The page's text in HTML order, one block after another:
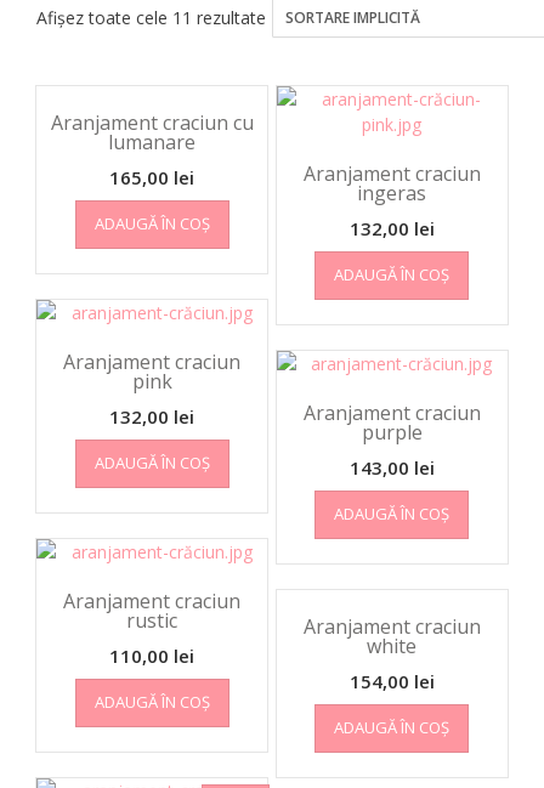
Afișez toate cele 11 rezultate
Aranjament craciun cu
lumanare
165,00 lei
ADAUGĂ ÎN COȘ
Aranjament craciun
ingeras
132,00 lei
ADAUGĂ ÎN COȘ
Aranjament craciun
pink
132,00 lei
ADAUGĂ ÎN COȘ
Aranjament craciun
purple
143,00 lei
ADAUGĂ ÎN COȘ
Aranjament craciun
rustic
110,00 lei
ADAUGĂ ÎN COȘ
Aranjament craciun
white
154,00 lei
ADAUGĂ ÎN COȘ